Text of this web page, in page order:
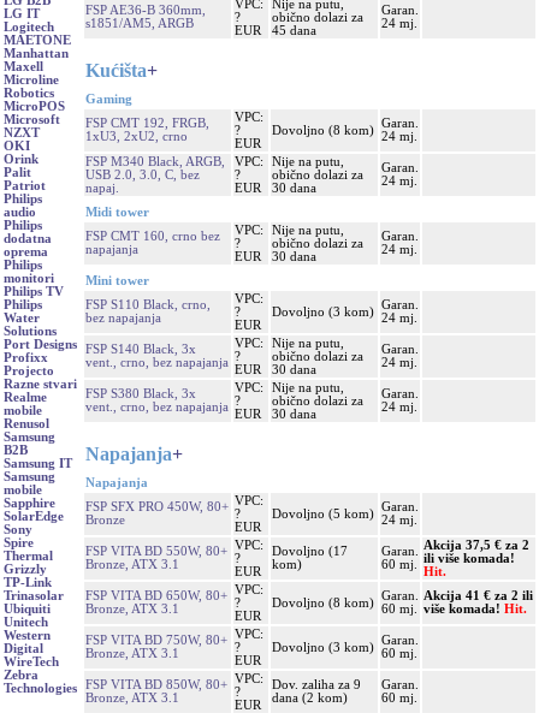
LG IT
Logitech
MAETONE
Manhattan
Maxell
Microline
Robotics
MicroPOS
Microsoft
NZXT
OKI
Orink
Palit
Patriot
Philips
audio
Philips
dodatna
oprema
Philips
monitori
Philips TV
Philips
Water
Solutions
Port Designs
Profixx
Projecto
Razne stvari
Realme
mobile
Renusol
Samsung
B2B
Samsung IT
Samsung
mobile
Sapphire
SolarEdge
Sony
Spire
Thermal
Grizzly
TP-Link
Trinasolar
Ubiquiti
Unitech
Western
Digital
WireTech
Zebra
Technologies
FSP AE36-B 360mm,
s1851/AM5, ARGB
VPC:
?
EUR
Nije na putu,
obično dolazi za
45 dana
Garan.
24 mj.
Kućišta+
Gaming
FSP CMT 192, FRGB,
1xU3, 2xU2, crno
VPC:
?
EUR
Dovoljno (8 kom)
Garan.
24 mj.
FSP M340 Black, ARGB,
USB 2.0, 3.0, C, bez
napaj.
VPC:
?
EUR
Nije na putu,
obično dolazi za
30 dana
Garan.
24 mj.
Midi tower
FSP CMT 160, crno bez
napajanja
VPC:
?
EUR
Nije na putu,
obično dolazi za
30 dana
Garan.
24 mj.
Mini tower
FSP S110 Black, crno,
bez napajanja
VPC:
?
EUR
Dovoljno (3 kom)
Garan.
24 mj.
FSP S140 Black, 3x
vent., crno, bez napajanja
VPC:
?
EUR
Nije na putu,
obično dolazi za
30 dana
Garan.
24 mj.
FSP S380 Black, 3x
vent., crno, bez napajanja
VPC:
?
EUR
Nije na putu,
obično dolazi za
30 dana
Garan.
24 mj.
Napajanja+
Napajanja
FSP SFX PRO 450W, 80+
Bronze
VPC:
?
EUR
Dovoljno (5 kom)
Garan.
24 mj.
FSP VITA BD 550W, 80+
Bronze, ATX 3.1
VPC:
?
EUR
Dovoljno (17
kom)
Garan.
60 mj.
Akcija 37,5 € za 2
ili više komada!
Hit.
FSP VITA BD 650W, 80+
Bronze, ATX 3.1
VPC:
?
EUR
Dovoljno (8 kom)
Garan.
60 mj.
Akcija 41 € za 2 ili
više komada! Hit.
FSP VITA BD 750W, 80+
Bronze, ATX 3.1
VPC:
?
EUR
Dovoljno (3 kom)
Garan.
60 mj.
FSP VITA BD 850W, 80+
Bronze, ATX 3.1
VPC:
?
EUR
Dov. zaliha za 9
dana (2 kom)
Garan.
60 mj.